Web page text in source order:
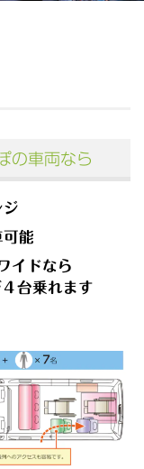
の車両なら
ジ
能
イドなら
台乗れます